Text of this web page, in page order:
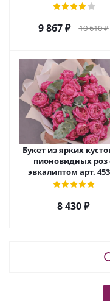
9 867₽ 10 610₽
Букет из ярких
пионовидных роз
эвкалиптом арт.
8 430₽